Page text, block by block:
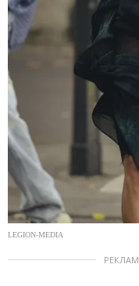
LEGION-MEDIA